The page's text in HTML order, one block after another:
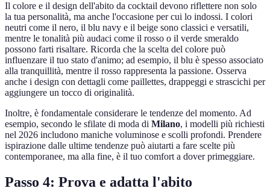
Il colore e il design dell'abito da cocktail devono riflettere non solo
la tua personalità, ma anche l'occasione per cui lo indossi. I colori
neutri come il nero, il blu navy e il beige sono classici e versatili,
mentre le tonalità più audaci come il rosso o il verde smeraldo
possono farti risaltare. Ricorda che la scelta del colore può
influenzare il tuo stato d'animo; ad esempio, il blu è spesso associato
alla tranquillità, mentre il rosso rappresenta la passione. Osserva
anche i design con dettagli come paillettes, drappeggi e strascichi per
aggiungere un tocco di originalità.
Inoltre, è fondamentale considerare le tendenze del momento. Ad
esempio, secondo le sfilate di moda di Milano, i modelli più richiesti
nel 2026 includono maniche voluminose e scolli profondi. Prendere
ispirazione dalle ultime tendenze può aiutarti a fare scelte più
contemporanee, ma alla fine, è il tuo comfort a dover primeggiare.
Passo 4: Prova e adatta l'abito